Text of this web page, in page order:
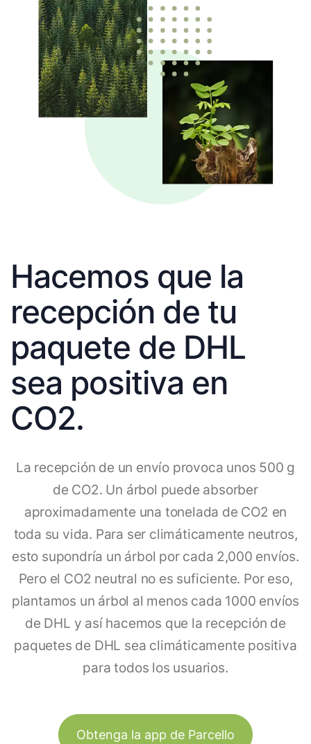
Hacemos que la
recepción de tu
paquete de DHL
sea positiva en
CO2.
La recepción de un envío provoca unos 500 g
de CO2. Un árbol puede absorber
aproximadamente una tonelada de CO2 en
toda su vida. Para ser climáticamente neutros,
esto supondría un árbol por cada 2,000 envíos.
Pero el CO2 neutral no es suficiente. Por eso,
plantamos un árbol al menos cada 1000 envíos
de DHL y así hacemos que la recepción de
paquetes de DHL sea climáticamente positiva
para todos los usuarios.
Obtenga la app de Parcello